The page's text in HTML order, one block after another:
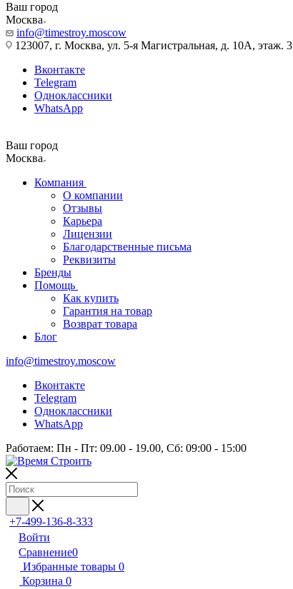
Ваш город
Москва
info@timestroy.moscow
123007, г. Москва, ул. 5-я Магистральная, д. 10А, этаж. 3
Вконтакте
Telegram
Одноклассники
WhatsApp
Ваш город
Москва
Компания
О компании
Отзывы
Карьера
Лицензии
Благодарственные письма
Реквизиты
Бренды
Помощь
Как купить
Гарантия на товар
Возврат товара
Блог
info@timestroy.moscow
Вконтакте
Telegram
Одноклассники
WhatsApp
Работаем: Пн - Пт: 09.00 - 19.00, Сб: 09:00 - 15:00
+7-499-136-8-333
Войти
Сравнение0
Избранные товары 0
Корзина 0